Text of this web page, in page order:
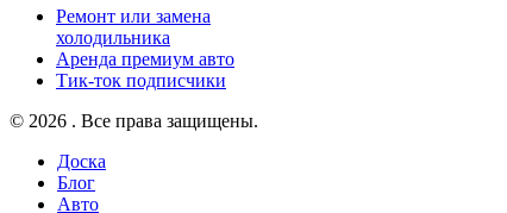
Ремонт или замена
холодильника
Аренда премиум авто
Тик-ток подписчики
© 2026 . Все права защищены.
Доска
Блог
Авто